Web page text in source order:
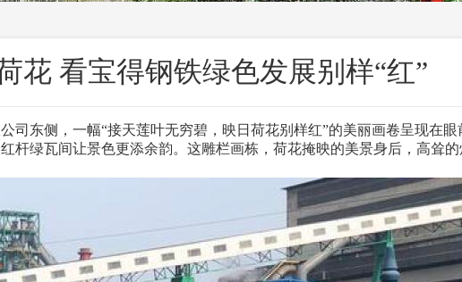
花 看宝得钢铁绿色发展别样“红”
东侧，一幅“接天莲叶无穷碧，映日荷花别样红”的美丽画卷呈现在
杆绿瓦间让景色更添余韵。这雕栏画栋，荷花掩映的美景身后，高耸